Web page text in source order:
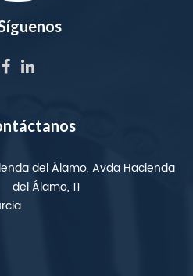
del Álamo, Avda Hacienda
del Álamo, 11